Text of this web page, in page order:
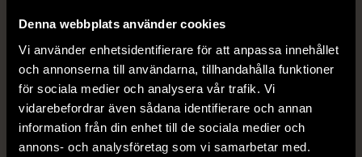
Denna webbplats använder cookies
Vi använder enhetsidentifierare för att anpassa innehållet
och annonserna till användarna, tillhandahålla funktioner
för sociala medier och analysera vår trafik. Vi
vidarebefordrar även sådana identifierare och annan
information från din enhet till de sociala medier och
annons- och analysföretag som vi samarbetar med.